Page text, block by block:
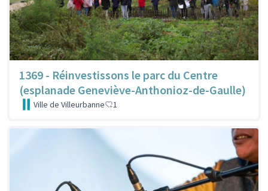
1369 - Réinvestissons le parc du Centre
(esplanade Geneviève-Anthonioz-de-Gaulle)
Ville de Villeurbanne 1